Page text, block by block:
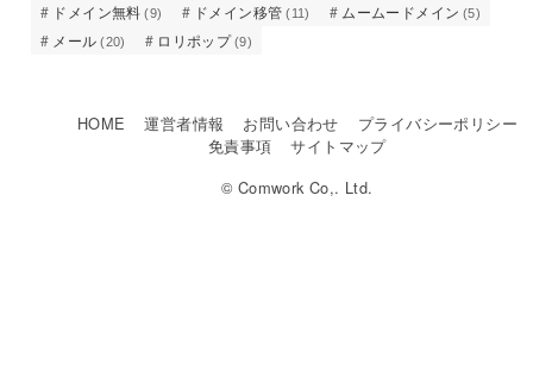
ドメイン無料 (9) ドメイン移管 (11) ムームードメイン (5)
メール (20) ロリポップ (9)
HOME 運営者情報 お問い合わせ
プライバシーポリシー
免責事項
サイトマップ
© Comwork Co,. Ltd.